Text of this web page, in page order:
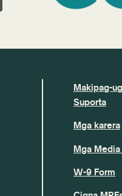
Makipag-
Suporta
Mga karera
Mga
W-9 Form